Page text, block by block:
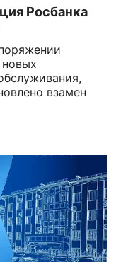
Росбанка
новых
взамен